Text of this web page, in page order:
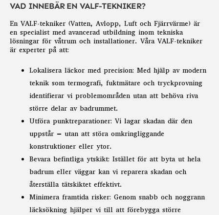
VAD INNEBÄR EN VALF-TEKNIKER?
En VALF-tekniker (Vatten, Avlopp, Luft och Fjärrvärme) är
en specialist med avancerad utbildning inom tekniska
lösningar för våtrum och installationer. Våra VALF-tekniker
är experter på att:
Lokalisera läckor med precision: Med hjälp av modern
teknik som termografi, fuktmätare och tryckprovning
identifierar vi problemområden utan att behöva riva
större delar av badrummet.
Utföra punktreparationer: Vi lagar skadan där den
uppstår – utan att störa omkringliggande
konstruktioner eller ytor.
Bevara befintliga ytskikt: Istället för att byta ut hela
badrum eller väggar kan vi reparera skadan och
återställa tätskiktet effektivt.
Minimera framtida risker: Genom snabb och noggrann
läcksökning hjälper vi till att förebygga större